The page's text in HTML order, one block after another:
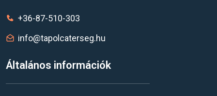
+36-87-510-303
info@tapolcaterseg.hu
Általános információk